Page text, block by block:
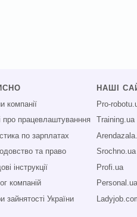
компанії
про працевлаштуванння
по зарплатах
та право
інструкції
компаній
зайнятості України
НАШІ
Pro-
Training.ua
Srochno.ua
Profi.ua